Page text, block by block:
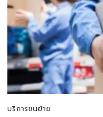
บริการขนย้าย